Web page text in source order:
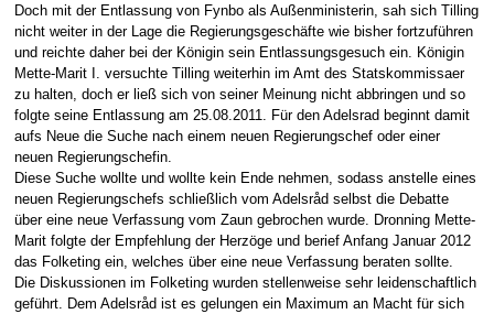
Doch mit der Entlassung von Fynbo als Außenministerin, sah sich Tilling
nicht weiter in der Lage die Regierungsgeschäfte wie bisher fortzuführen
und reichte daher bei der Königin sein Entlassungsgesuch ein. Königin
Mette-Marit I. versuchte Tilling weiterhin im Amt des Statskommissaer
zu halten, doch er ließ sich von seiner Meinung nicht abbringen und so
folgte seine Entlassung am 25.08.2011. Für den Adelsrad beginnt damit
aufs Neue die Suche nach einem neuen Regierungschef oder einer
neuen Regierungschefin.
Diese Suche wollte und wollte kein Ende nehmen, sodass anstelle eines
neuen Regierungschefs schließlich vom Adelsråd selbst die Debatte
über eine neue Verfassung vom Zaun gebrochen wurde. Dronning Mette-
Marit folgte der Empfehlung der Herzöge und berief Anfang Januar 2012
das Folketing ein, welches über eine neue Verfassung beraten sollte.
Die Diskussionen im Folketing wurden stellenweise sehr leidenschaftlich
geführt. Dem Adelsråd ist es gelungen ein Maximum an Macht für sich